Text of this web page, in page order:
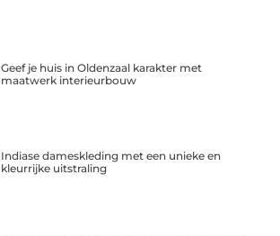
Geef je huis in Oldenzaal karakter met
maatwerk interieurbouw
Indiase dameskleding met een unieke en
kleurrijke uitstraling